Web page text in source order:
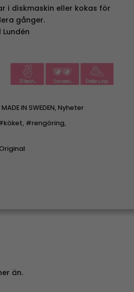
i diskmaskin eller kokas för
gånger.
Lundén
MADE IN SWEDEN,Nyheter
, #rengöring,
än.